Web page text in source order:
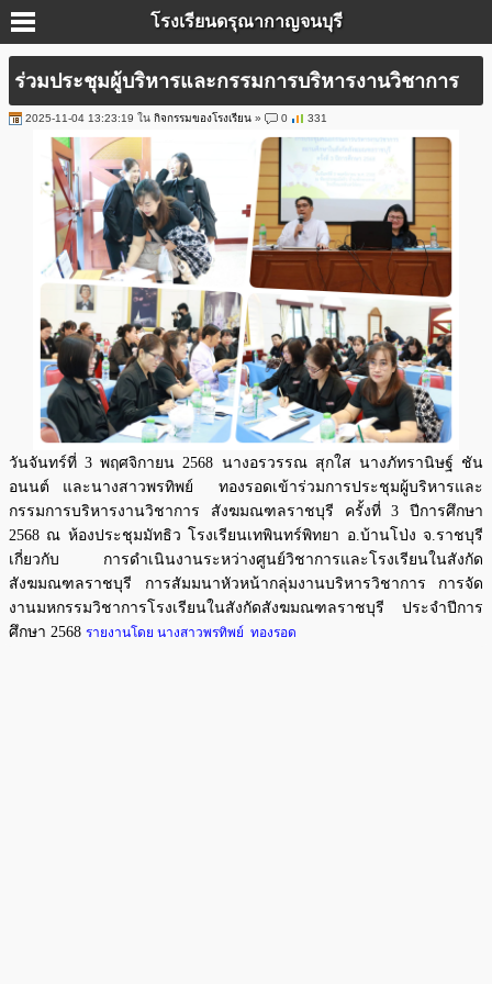
โรงเรียนดรุณากาญจนบุรี
ร่วมประชุมผู้บริหารและกรรมการบริหารงานวิชาการ
2025-11-04 13:23:19 ใน กิจกรรมของโรงเรียน » 0 331
วันจันทร์ที่ 3 พฤศจิกายน 2568 นางอรวรรณ สุกใส นางภัทรานิษฐ์ ชัน
อนนต์ และนางสาวพรทิพย์ ทองรอดเข้าร่วมการประชุมผู้บริหารและ
กรรมการบริหารงานวิชาการ สังฆมณฑลราชบุรี ครั้งที่ 3 ปีการศึกษา
2568 ณ ห้องประชุมมัทธิว โรงเรียนเทพินทร์พิทยา อ.บ้านโป่ง จ.ราชบุรี
เกี่ยวกับ การดำเนินงานระหว่างศูนย์วิชาการและโรงเรียนในสังกัด
สังฆมณฑลราชบุรี การสัมมนาหัวหน้ากลุ่มงานบริหารวิชาการ การจัด
งานมหกรรมวิชาการโรงเรียนในสังกัดสังฆมณฑลราชบุรี ประจำปีการ
ศึกษา 2568 รายงานโดย นางสาวพรทิพย์ ทองรอด